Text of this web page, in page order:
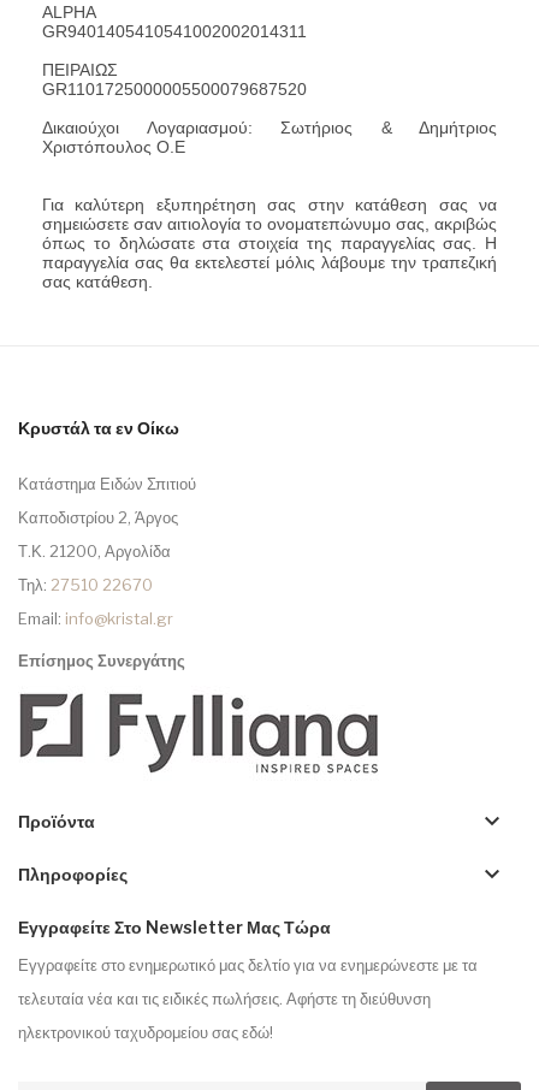
ALPHA
GR9401405410541002002014311
ΠΕΙΡΑΙΩΣ
GR1101725000005500079687520
Δικαιούχοι Λογαριασμού: Σωτήριος & Δημήτριος
Χριστόπουλος Ο.Ε
Για καλύτερη εξυπηρέτηση σας στην κατάθεση σας να
σημειώσετε σαν αιτιολογία το ονοματεπώνυμο σας, ακριβώς
όπως το δηλώσατε στα στοιχεία της παραγγελίας σας. Η
παραγγελία σας θα εκτελεστεί μόλις λάβουμε την τραπεζική
σας κατάθεση.
Κρυστάλ τα εν Οίκω
Κατάστημα Ειδών Σπιτιού
Καποδιστρίου 2, Άργος
Τ.Κ. 21200, Αργολίδα
Τηλ: 27510 22670
Email: info@kristal.gr
Επίσημος Συνεργάτης
Προϊόντα keyboard_arrow_down
Πληροφορίες keyboard_arrow_down
Εγγραφείτε Στο Newsletter Μας Τώρα
Εγγραφείτε στο ενημερωτικό μας δελτίο για να ενημερώνεστε με τα
τελευταία νέα και τις ειδικές πωλήσεις. Αφήστε τη διεύθυνση
ηλεκτρονικού ταχυδρομείου σας εδώ!